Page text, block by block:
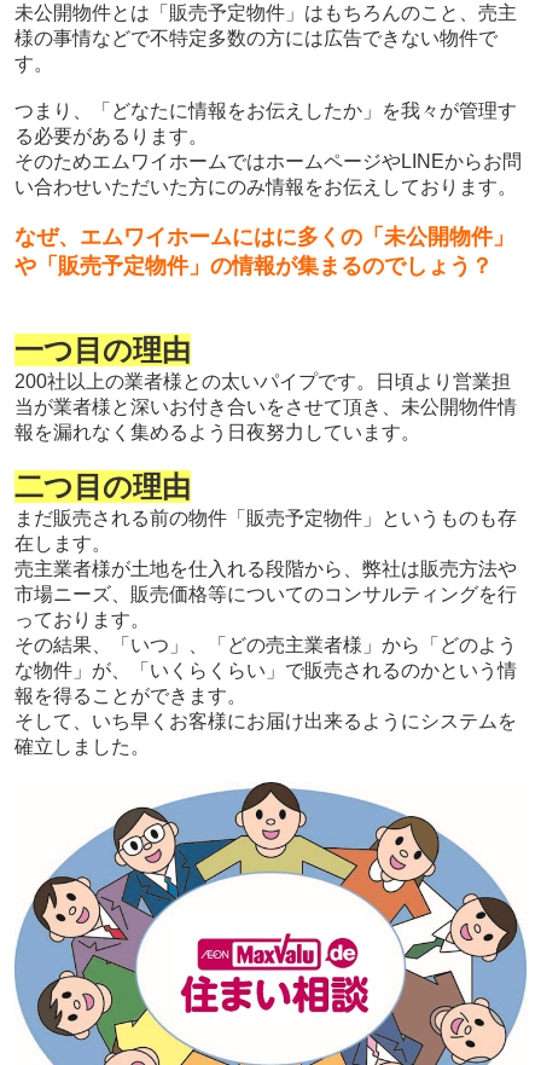
未公開物件とは「販売予定物件」はもちろんのこと、売主
様の事情などで不特定多数の方には広告できない物件で
す。
つまり、「どなたに情報をお伝えしたか」を我々が管理す
る必要があるります。
そのためエムワイホームではホームページやLINEからお問
い合わせいただいた方にのみ情報をお伝えしております。
なぜ、エムワイホームにはに多くの「未公開物件」
や「販売予定物件」の情報が集まるのでしょう？
一つ目の理由
200社以上の業者様との太いパイプです。日頃より営業担
当が業者様と深いお付き合いをさせて頂き、未公開物件情
報を漏れなく集めるよう日夜努力しています。
二つ目の理由
まだ販売される前の物件「販売予定物件」というものも存
在します。
売主業者様が土地を仕入れる段階から、弊社は販売方法や
市場ニーズ、販売価格等についてのコンサルティングを行
っております。
その結果、「いつ」、「どの売主業者様」から「どのよう
な物件」が、「いくらくらい」で販売されるのかという情
報を得ることができます。
そして、いち早くお客様にお届け出来るようにシステムを
確立しました。